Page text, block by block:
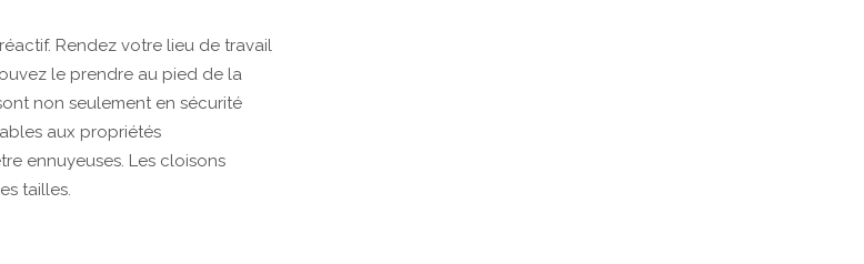
Rendez votre lieu de travail
le prendre au pied de la
non seulement en sécurité
aux propriétés
ennuyeuses. Les cloisons
tailles.